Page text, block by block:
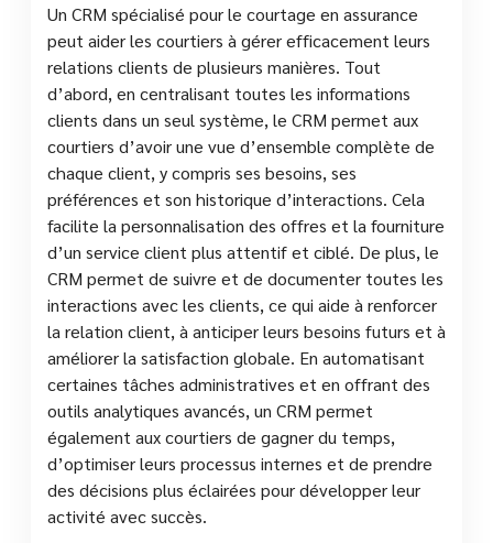
Un CRM spécialisé pour le courtage en assurance
peut aider les courtiers à gérer efficacement leurs
relations clients de plusieurs manières. Tout
d’abord, en centralisant toutes les informations
clients dans un seul système, le CRM permet aux
courtiers d’avoir une vue d’ensemble complète de
chaque client, y compris ses besoins, ses
préférences et son historique d’interactions. Cela
facilite la personnalisation des offres et la fourniture
d’un service client plus attentif et ciblé. De plus, le
CRM permet de suivre et de documenter toutes les
interactions avec les clients, ce qui aide à renforcer
la relation client, à anticiper leurs besoins futurs et à
améliorer la satisfaction globale. En automatisant
certaines tâches administratives et en offrant des
outils analytiques avancés, un CRM permet
également aux courtiers de gagner du temps,
d’optimiser leurs processus internes et de prendre
des décisions plus éclairées pour développer leur
activité avec succès.